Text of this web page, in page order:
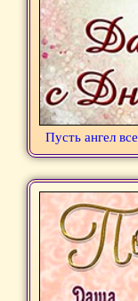
Пусть ангел